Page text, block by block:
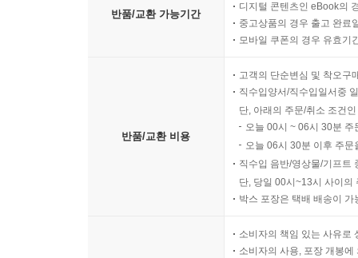
반품/교환 가능기간
디지털 콘텐츠인 eBook의
중고상품의 경우 출고 완료
모바일 쿠폰의 경우 유효기
반품/교환 비용
고객의 단순변심 및 착오구
직수입양서/직수입일서중
단, 아래의 주문/취소 조건
오늘 00시 ~ 06시 30분
오늘 06시 30분 이후 주
직수입 음반/영상물/기프트
단, 당일 00시~13시 사이의
박스 포장은 택배 배송이
소비자의 책임 있는 사유로
소비자의 사용, 포장 개봉